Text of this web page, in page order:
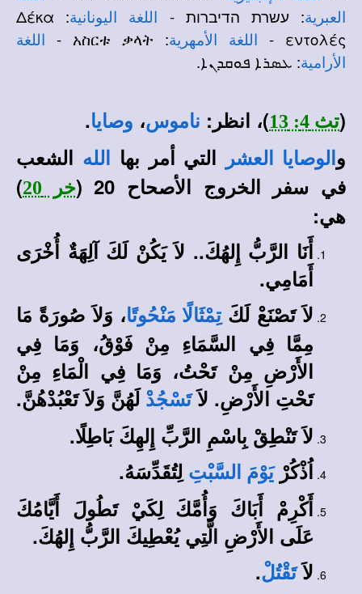
العبرية: עשרת הדיברות - اللغة اليونانية
: Δέκα
εντολές -
اللغة الأمهرية: አስርቱ ቃላት -
اللغة
الأرامية: ܥܣܪܐ ܦܘܩܕܢܐ.
(تث 4: 13 )، انظر: ناموس، وصايا.
و الوصايا العشر التي أمر بها الله الشعب
في سفر الخروج الأصحاح 20 (
خر 20
)
هي:
أَنَا الرَّبُّ إِلهُكَ.. لاَ يَكُنْ لَكَ آلِهَةٌ أُخْرَى
أَمَامِي.
لاَ تَصْنَعْ لَكَ تِمْثَالًا مَنْحُوتًا، وَلاَ صُورَةً مَا
مِمَّا فِي السَّمَاءِ مِنْ فَوْقُ، وَمَا فِي
الأَرْضِ مِنْ تَحْتُ، وَمَا فِي الْمَاءِ مِنْ
تَحْتِ الأَرْضِ. لاَتَسْجُدْ لَهُنَّ وَلاَ تَعْبُدْهُنَّ.
لاَ تَنْطِقْ بِاسْمِ الرَّبِّ إِلهِكَ بَاطِلًا.
اُذْكُرْيَوْمَ السَّبْتِ لِتُقَدِّسَهُ.
أَكْرِمْ أَبَاكَ وَأُمَّكَ لِكَيْ تَطُولَ أَيَّامُكَ
عَلَى الأَرْضِ الَّتِي يُعْطِيكَ الرَّبُّ إِلهُكَ.
لاَتَقْتُلْ.